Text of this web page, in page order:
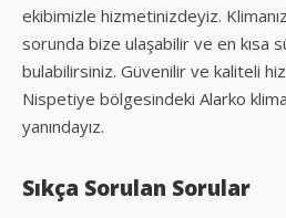
ekibimizle hizmetinizdeyiz.
sorunda bize ulaşabilir ve en kısa
bulabilirsiniz. Güvenilir ve kaliteli
Nispetiye bölgesindeki Alarko klima
yanındayız.
Sıkça Sorulan Sorular